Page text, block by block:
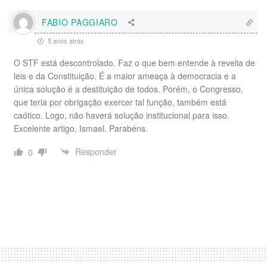
FABIO PAGGIARO
5 anos atrás
O STF está descontrolado. Faz o que bem entende à revelia de
leis e da Constituição. É a maior ameaça à democracia e a
única solução é a destituição de todos. Porém, o Congresso,
que teria por obrigação exercer tal função, também está
caótico. Logo, não haverá solução institucional para isso.
Excelente artigo, Ismael. Parabéns.
0
Responder